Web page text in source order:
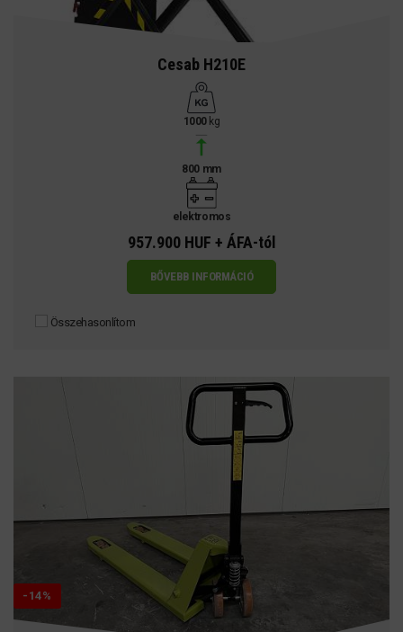
Cesab H210E
1000kg
800 mm
elektromos
957.900 HUF + ÁFA-tól
BŐVEBB INFORMÁCIÓ
Összehasonlítom
-14%